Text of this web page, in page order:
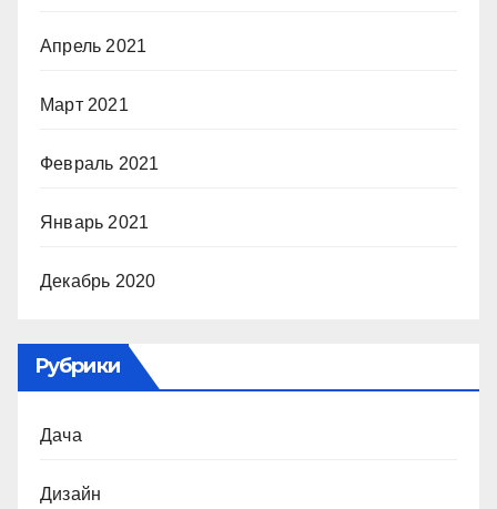
Апрель 2021
Март 2021
Февраль 2021
Январь 2021
Декабрь 2020
Рубрики
Дача
Дизайн